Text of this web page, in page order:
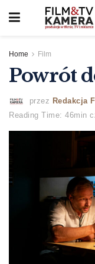
Home Film
Powrót
przez Redakcja
Reading Time: 46min